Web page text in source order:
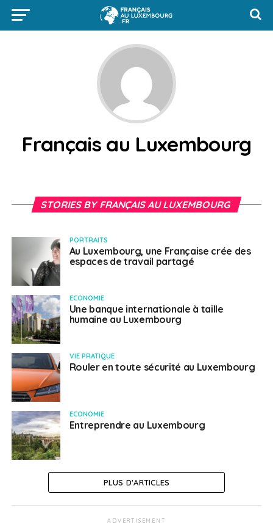
Français au Luxembourg
STORIES BY FRANÇAIS AU LUXEMBOURG
PORTRAITS
Au Luxembourg, une Française crée des
espaces de travail partagé
ECONOMIE
Une banque internationale à taille
humaine au Luxembourg
VIE PRATIQUE
Rouler en toute sécurité au Luxembourg
ECONOMIE
Entreprendre au Luxembourg
PLUS D'ARTICLES
ADVERTISEMENT